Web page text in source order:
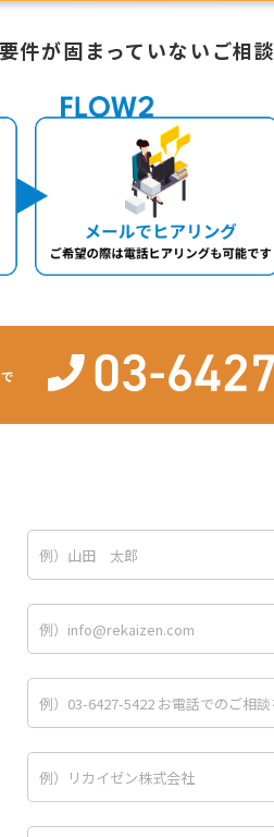
件が固まっていないご相